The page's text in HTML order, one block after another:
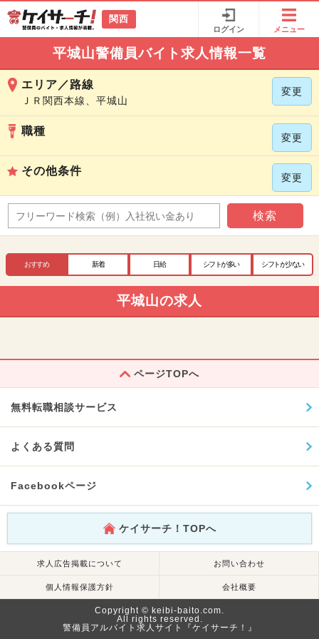
関西
ログイン メニュー
平城山警備員バイト求人情報一覧
エリア／路線
ＪＲ関西本線、平城山
変更
職種
変更
その他条件
変更
検索
おすすめ 新着 日給 シフトが多い シフトが少ない
平城山の求人
ページTOPへ
無料転職相談サービス
よくある質問
Facebookページ
ケイサーチ！TOPへ
求人広告掲載について お問い合わせ
個人情報保護方針 会社概要
Copyright © keibi-baito.com.
All rights reserved.
警備員アルバイト求人サイト『ケイサーチ！』